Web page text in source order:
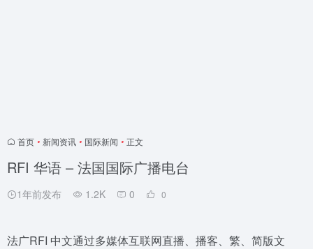
首页 • 新闻资讯 • 国际新闻 • 正文
RFI 华语 – 法国国际广播电台
1年前发布 1.2K 0 0
法广RFI 中文通过多媒体互联网直播、播客、繁、简版文